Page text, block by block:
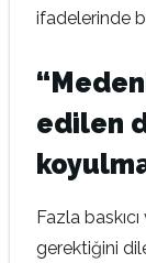
ifadelerinde
edilen
Fazla
gerektiğini